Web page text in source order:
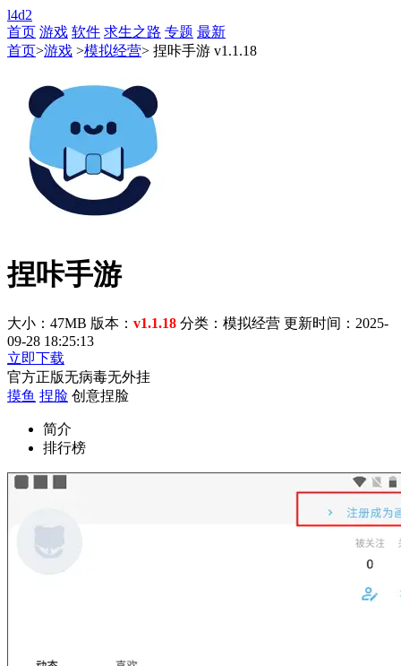
l4d2
首页 游戏 软件 求生之路 专题 最新
首页>游戏 >模拟经营> 捏咔手游 v1.1.18
捏咔手游
大小：47MB 版本： v1.1.18 分类：模拟经营 更新时间：2025-
09-28 18:25:13
立即下载
官方正版无病毒无外挂
摸鱼 捏脸 创意捏脸
简介
排行榜